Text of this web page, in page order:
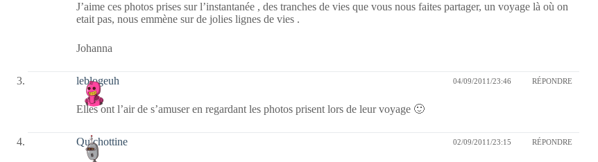
J’aime ces photos prises sur l’instantanée , des tranches de vies que vous nous faites partager, un voyage là où on
etait pas, nous emmène sur de jolies lignes de vies .
Johanna
leblogeuh 04/09/2011/23:46 RÉPONDRE
Elles ont l’air de s’amuser en regardant les photos prisent lors de leur voyage 🙂
Quichottine 02/09/2011/23:15 RÉPONDRE